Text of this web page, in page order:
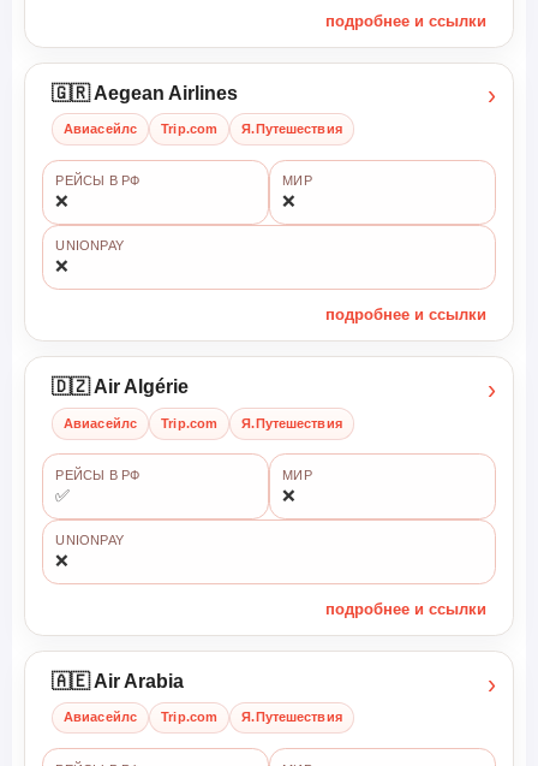
подробнее и ссылки
🇬🇷 Aegean Airlines
Авиасейлс Trip.com Я.Путешествия
›
РЕЙСЫ В РФ
❌
МИР
❌
UNIONPAY
❌
подробнее и ссылки
🇩🇿 Air Algérie
Авиасейлс Trip.com Я.Путешествия
›
РЕЙСЫ В РФ
✅
МИР
❌
UNIONPAY
❌
подробнее и ссылки
🇦🇪 Air Arabia
Авиасейлс Trip.com Я.Путешествия
›